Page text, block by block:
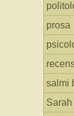
prosa
salmi